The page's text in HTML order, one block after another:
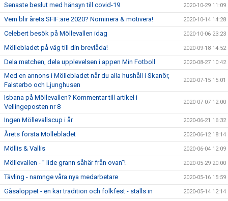
Senaste beslut med hänsyn till covid-19 2020-10-29 11:09
Vem blir årets SFIF:are 2020? Nominera & motivera! 2020-10-14 14:28
Celebert besök på Möllevallen idag 2020-10-06 23:23
Möllebladet på väg till din brevlåda! 2020-09-18 14:52
Dela matchen, dela upplevelsen i appen Min Fotboll 2020-08-27 10:42
Med en annons i Möllebladet når du alla hushåll i Skanör,
Falsterbo och Ljunghusen
2020-07-15 15:01
Isbana på Möllevallen? Kommentar till artikel i
Vellingeposten nr 8
2020-07-07 12:00
Ingen Möllevallscup i år 2020-06-21 16:32
Årets första Möllebladet 2020-06-12 18:14
Möllis & Vallis 2020-06-04 12:09
Möllevallen - ” lide grann såhär från ovan”! 2020-05-29 20:00
Tävling - namnge våra nya medarbetare 2020-05-16 15:59
Gåsaloppet - en kär tradition och folkfest - ställs in 2020-05-14 12:14